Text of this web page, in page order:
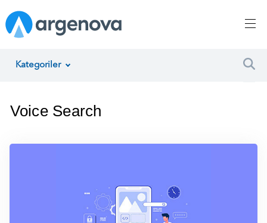
Kategoriler
Voice Search